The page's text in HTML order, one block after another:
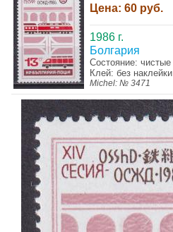
Цена: 60 руб.
1986 г.
Болгария
Состояние: чистые
Клей: без наклейки
Michel: № 3471